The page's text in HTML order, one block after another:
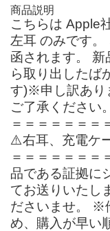
商品説明
こちらは Apple
左耳 のみです
函されます。
ら取り出したば
す)※申し訳あり
ご了承ください
＝＝＝＝＝＝＝
⚠️右耳、充電ケ
＝＝＝＝＝＝＝
品である証拠に
てお送りいたし
ださいませ。 ※
め、購入が早い